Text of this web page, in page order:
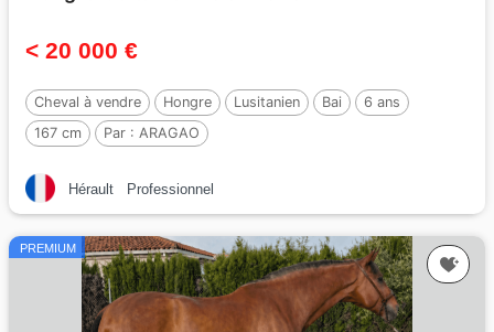
< 20 000 €
Cheval à vendre Hongre Lusitanien Bai
6 ans
167 cm
Par : ARAGAO
Hérault Professionnel
PREMIUM